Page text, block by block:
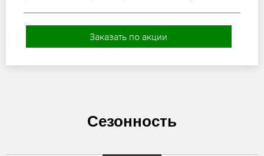
Заказать по акции
Сезонность